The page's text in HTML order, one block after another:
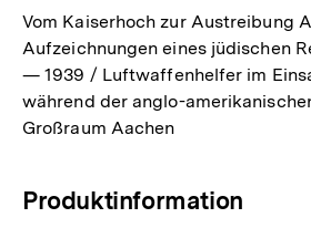
Vom Kaiserhoch zur Austreibung
Aufzeichnungen eines jüdischen
— 1939 / Luftwaffenhelfer im
während der anglo-
Großraum Aachen
Produktinformation